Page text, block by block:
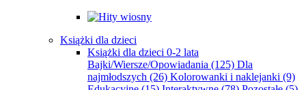
Książki dla dzieci
Książki dla dzieci 0-2 lata
Bajki/Wiersze/Opowiadania (125) Dla
najmłodszych (26) Kolorowanki i naklejanki (9)